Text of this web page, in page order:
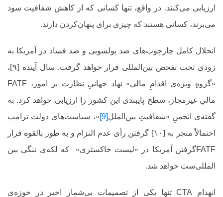
ارزیابی می‌کنند. در واقع، تنها کسانی که از کاهش شفافیت سود
می‌برند، کسانی هستند که چیزی برای پنهان‌کردن دارند.
انحلال کامل چارچوب‌های ضد پولشویی و ضد فساد در آمریکا به
زودی تحت تفحص بین‌المللی قرار خواهد گرفت. سال آینده [۹]،
«گروهِ ویژه‌ی اقدامِ مالی»
FATF ،نهاد جهانیِ نظارت بر امور
مالیِ غیرمجاز، سطح پایبندی این کشور را ارزیابی خواهد کرد. به
گفته‌ی انجمنِ «شفافیتِ بین‌الملل[9]
»، سیاست‌های دولت ترامپ
احتمالاً منجر به [۱۰] گرفتن رأی عدم التزام و به طور بالقوه قرار
گرفتن آمریکا در «لیست خاکستری»FATF
که لکه‌ی ننگی بین
المللی‌ست خواهد شد.
انهدامCTAتنها یکی از تصمیمات بی‌شمار اخیر در حوزه‌ی